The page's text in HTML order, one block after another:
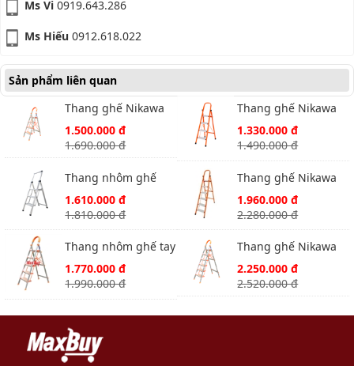
Ms Vi 0919.643.286
Ms Hiếu 0912.618.022
Sản phẩm liên quan
Thang ghế Nikawa
NKA-04
1.500.000 đ
1.690.000 đ
Thang ghế Nikawa
NKS04 4 bậc
1.330.000 đ
1.490.000 đ
Thang nhôm ghế
Nikawa NK-3SL
1.610.000 đ
1.810.000 đ
Thang ghế Nikawa
NKS06 6 bậc
1.960.000 đ
2.280.000 đ
Thang nhôm ghế tay
vịn 5 bậc chính hãng
Nikawa NKA-05
1.770.000 đ
1.990.000 đ
Thang ghế Nikawa
NKA-06 tay vịn
2.250.000 đ
2.520.000 đ